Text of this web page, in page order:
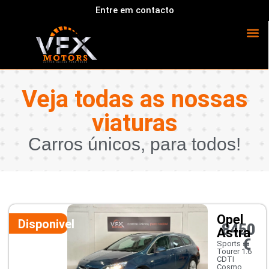
Entre em contacto
Veja todas as nossas
viaturas
Carros únicos, para todos!
Disponivel
Opel
Astra
Sports
Tourer 1.6
CDTI
Cosmo
8450
€